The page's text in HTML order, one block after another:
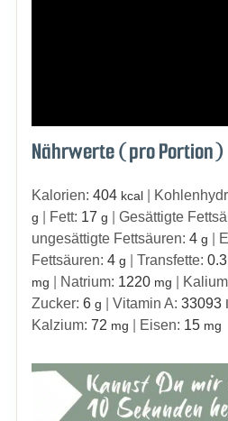
Nährwerte (pro Portion)
Kalorien: 404 kcal|
g Fett: 17 g Gesättigte
ungesättigte Fettsäuren: 4 g
Fettsäuren: 4 g Transfette: 0.3
mg Natrium: 1220 mg
Zucker: 6 g Vitamin A: 33093
Kalzium: 72 mg Eisen: 15 mg